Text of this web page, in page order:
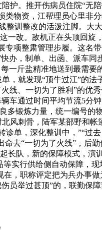
。推开伤病员住院“无
物资，江帮理员心里非
训整改的活泼注脚。大
改。敌机正在头顶回旋
项整肃管理步履。这名
办，制单、出函、派车
一斤盐精准地送到最需
就发现“顶牛过江”的
、一切为了胜利”的优
车通过时间平均节流5分
锻炼力量，统一编号
风刺骨，陆军某部野和
单，深化整训中，”“过
去“一切为了火线”，后
队，新的保障模式，演
实行供给侧自动保障，
，职称评定把为兵办事
员举过甚顶”的，联勤保